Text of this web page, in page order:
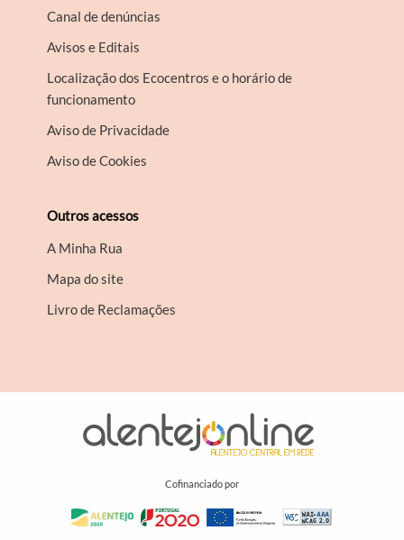
Canal de denúncias
Avisos e Editais
Localização dos Ecocentros e o horário de
funcionamento
Aviso de Privacidade
Aviso de Cookies
Outros acessos
A Minha Rua
Mapa do site
Livro de Reclamações
Cofinanciado por